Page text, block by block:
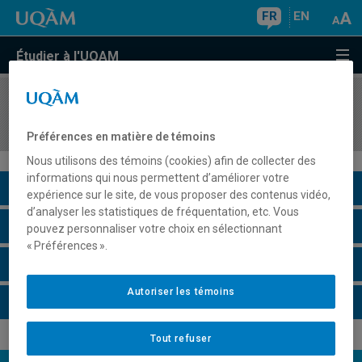
FR EN
Étudier à l'UQAM
COURS//
Description du cours
Horaire - Été 2026
Préférences en matière de témoins
Nous utilisons des témoins (cookies) afin de collecter des
informations qui nous permettent d’améliorer votre
expérience sur le site, de vous proposer des contenus vidéo,
d’analyser les statistiques de fréquentation, etc. Vous
pouvez personnaliser votre choix en sélectionnant
« Préférences ».
Tout refuser
Autoriser les témoins